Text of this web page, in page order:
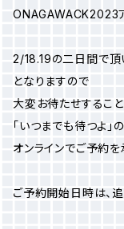
ONAGAWACK2023
2/18.19の二日間で
となりますので
大変お待たせするこ
「いつまでも待つよ
オンラインでご予約を
ご予約開始日時は、追